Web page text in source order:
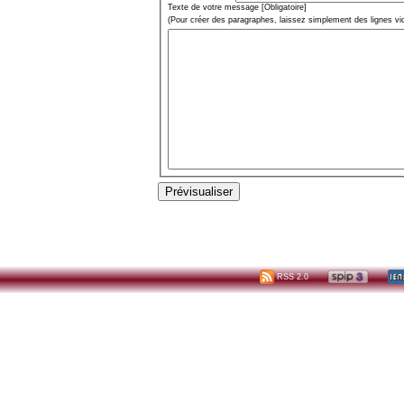
Texte de votre message [Obligatoire]
(Pour créer des paragraphes, laissez simplement des lignes
RSS 2.0